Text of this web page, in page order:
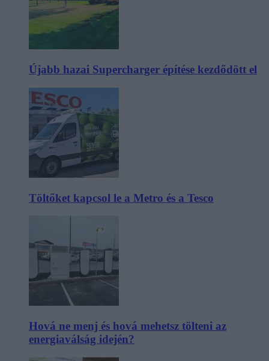
Újabb hazai Supercharger építése kezdődött el
Töltőket kapcsol le a Metro és a Tesco
Hová ne menj és hová mehetsz tölteni az
energiaválság idején?